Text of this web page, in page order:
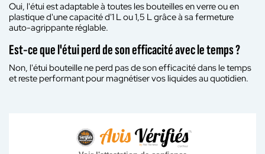
Oui, l'étui est adaptable à toutes les bouteilles en verre ou en
plastique d'une capacité d'1 L ou 1,5 L grâce à sa fermeture
auto-agrippante réglable.
Est-ce que l'étui perd de son efficacité avec le temps ?
Non, l'étui bouteille ne perd pas de son efficacité dans le temps
et reste performant pour magnétiser vos liquides au quotidien.